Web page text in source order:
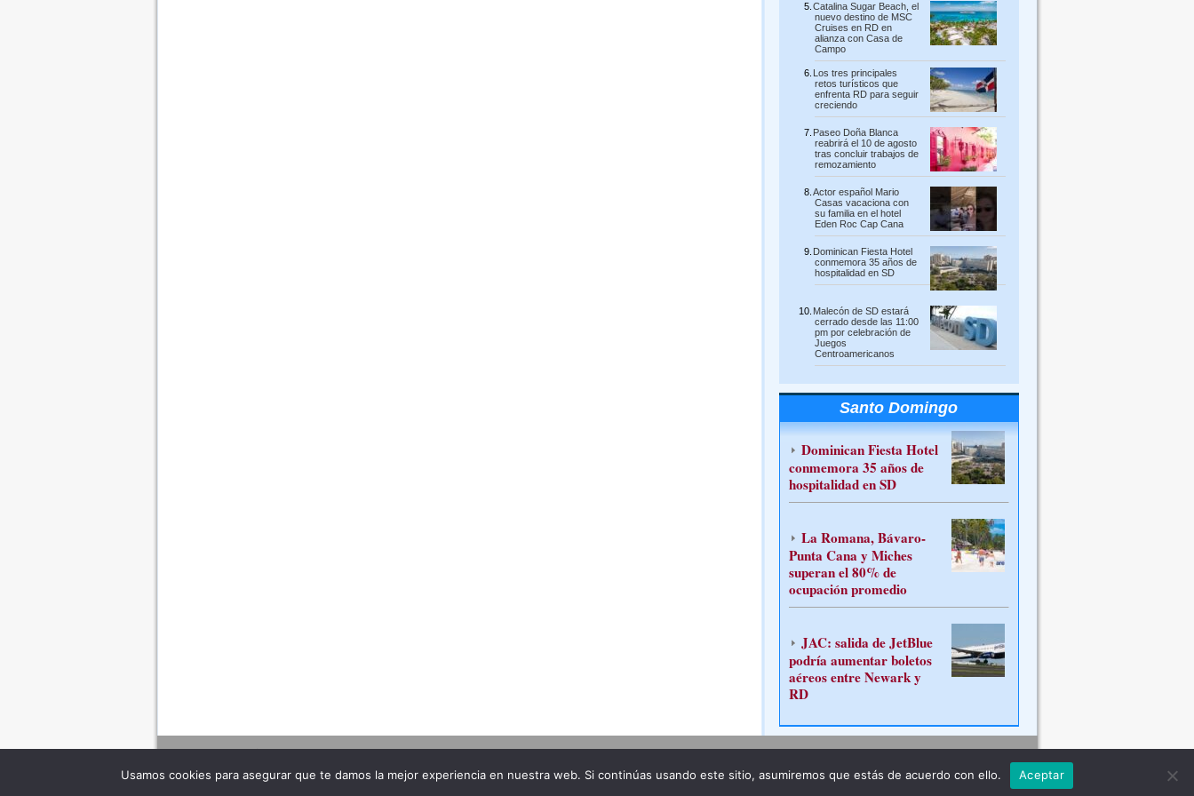
Catalina Sugar Beach, el
nuevo destino de MSC
Cruises en RD en
alianza con Casa de
Campo
Los tres principales
retos turísticos que
enfrenta RD para seguir
creciendo
Paseo Doña Blanca
reabrirá el 10 de agosto
tras concluir trabajos de
remozamiento
Actor español Mario
Casas vacaciona con
su familia en el hotel
Eden Roc Cap Cana
Dominican Fiesta Hotel
conmemora 35 años de
hospitalidad en SD
Malecón de SD estará
cerrado desde las 11:00
pm por celebración de
Juegos
Centroamericanos
Santo Domingo
Dominican Fiesta Hotel
conmemora 35 años de
hospitalidad en SD
La Romana, Bávaro-
Punta Cana y Miches
superan el 80% de
ocupación promedio
JAC: salida de JetBlue
podría aumentar boletos
aéreos entre Newark y
RD
Usamos cookies para asegurar que te damos la mejor experiencia en nuestra web. Si continúas usando este sitio, asumiremos que estás de acuerdo con ello. Aceptar